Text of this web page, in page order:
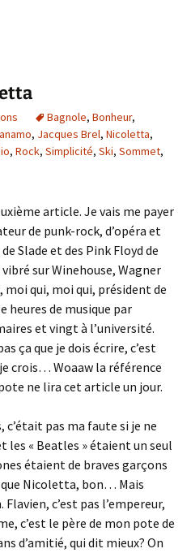
Bagnole, Bonheur,
, Jacques Brel, Nicoletta,
, Rock, Simplicité, Ski, Sommet,
article. Je vais me payer
de punk-rock, d’opéra et
Slade et des Pink Floyd de
sur Winehouse, Wagner
qui, moi qui, président de
heures de musique par
et vingt à l’université.
ça que je dois écrire, c’est
crois… Woaaw la référence
ne lira cet article un jour.
c’était pas ma faute si je ne
les « Beatles » étaient un seul
étaient de braves garçons
Nicoletta, bon… Mais
Flavien, c’est pas l’empereur,
c’est le père de mon pote de
d’amitié, qui dit mieux? On